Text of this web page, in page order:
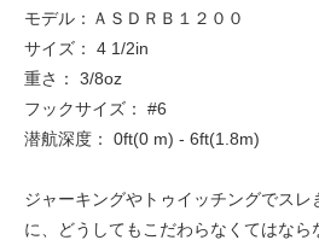
モデル：ＡＳＤＲＢ１２００
サイズ： 4 1/2in
重さ： 3/8oz
フックサイズ： #6
潜航深度： 0ft(0 m) - 6ft(1.8m)
ジャーキングやトゥイッチングでスレ
に、どうしてもこだわらなくてはな